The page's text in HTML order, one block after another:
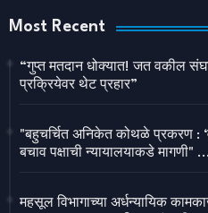
Most Recent
“गुप्त मतदान धोक्यात! जत वकील
प्रक्रियेवर थेट प्रहार”
"बहुचर्चित अनिकेत कोथळे प्रकरण :
बचाव पक्षाची न्यायालयाकडे
महसूल विभागाच्या अर्धन्यायिक